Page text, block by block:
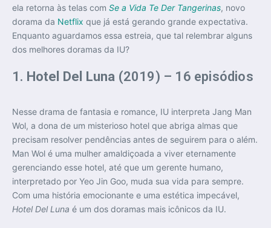
ela retorna às telas com Se a Vida Te Der Tangerinas, novo
dorama da Netflix que já está gerando grande expectativa.
Enquanto aguardamos essa estreia, que tal relembrar alguns
dos melhores doramas da IU?
1. Hotel Del Luna (2019) – 16 episódios
Nesse drama de fantasia e romance, IU interpreta Jang Man
Wol, a dona de um misterioso hotel que abriga almas que
precisam resolver pendências antes de seguirem para o além.
Man Wol é uma mulher amaldiçoada a viver eternamente
gerenciando esse hotel, até que um gerente humano,
interpretado por Yeo Jin Goo, muda sua vida para sempre.
Com uma história emocionante e uma estética impecável,
Hotel Del Luna é um dos doramas mais icônicos da IU.